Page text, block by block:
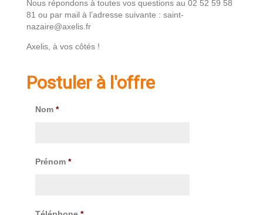
Nous répondons à toutes vos questions au 02 52 59 58
81 ou par mail à l’adresse suivante : saint-
nazaire@axelis.fr
Axelis, à vos côtés !
Postuler à l'offre
Nom *
Prénom *